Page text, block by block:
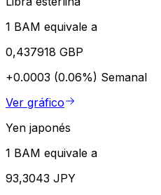
1 BAM equivale a
0,437918 GBP
+0.0003 (0.06%) Semanal
Ver gráfico
Yen japonés
1 BAM equivale a
93,3043 JPY